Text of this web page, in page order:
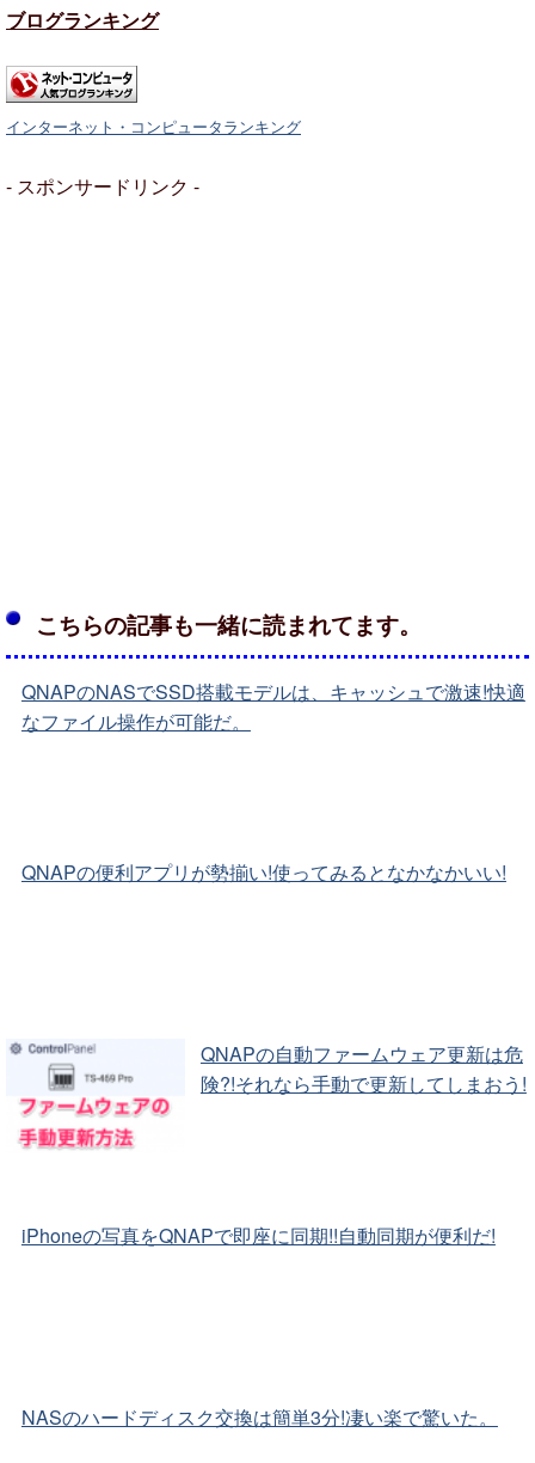
ブログランキング
インターネット・コンピュータランキング
- スポンサードリンク -
こちらの記事も一緒に読まれてます。
QNAPのNASでSSD搭載モデルは、キャッシュで激速!快適
なファイル操作が可能だ。
QNAPの便利アプリが勢揃い!使ってみるとなかなかいい!
QNAPの自動ファームウェア更新は危
険?!それなら手動で更新してしまおう!
iPhoneの写真をQNAPで即座に同期!!自動同期が便利だ!
NASのハードディスク交換は簡単3分!凄い楽で驚いた。